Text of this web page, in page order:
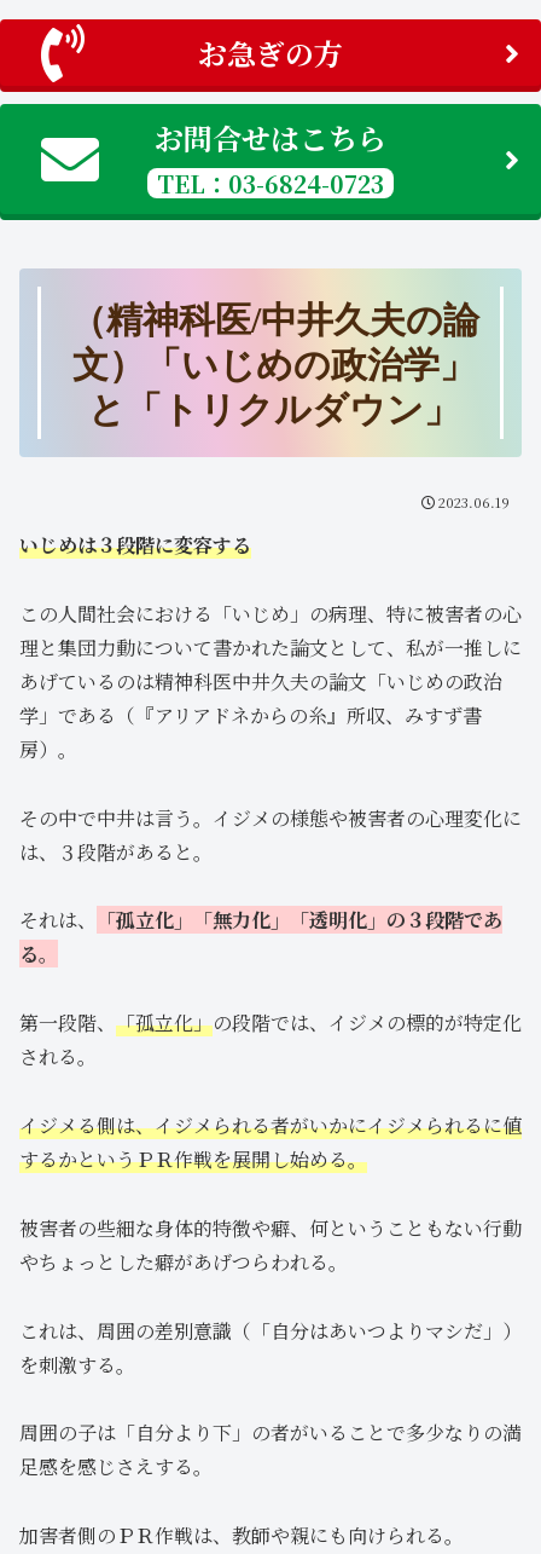
お急ぎの方
お問合せはこちら
TEL：03-6824-0723
（精神科医/中井久夫の論
文）「いじめの政治学」
と「トリクルダウン」
2023.06.19
いじめは３段階に変容する
この人間社会における「いじめ」の病理、特に被害者の心
理と集団力動について書かれた論文として、私が一推しに
あげているのは精神科医中井久夫の論文「いじめの政治
学」である（『アリアドネからの糸』所収、みすず書
房）。
その中で中井は言う。イジメの様態や被害者の心理変化に
は、３段階があると。
それは、
「孤立化」「無力化」「透明化」の３段階であ
る。
第一段階、 「孤立化」の段階では、イジメの標的が特定化
される。
イジメる側は、イジメられる者がいかにイジメられるに値
するかというＰＲ作戦を展開し始める。
被害者の些細な身体的特徴や癖、何ということもない行動
やちょっとした癖があげつらわれる。
これは、周囲の差別意識（「自分はあいつよりマシだ」）
を刺激する。
周囲の子は「自分より下」の者がいることで多少なりの満
足感を感じさえする。
加害者側のＰＲ作戦は、教師や親にも向けられる。